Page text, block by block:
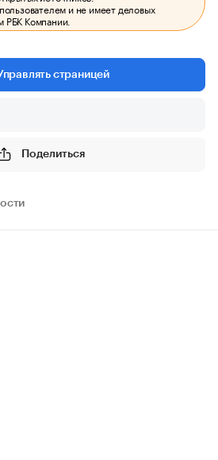
и не имеет деловых
РБК Компании.
страницей
Поделиться